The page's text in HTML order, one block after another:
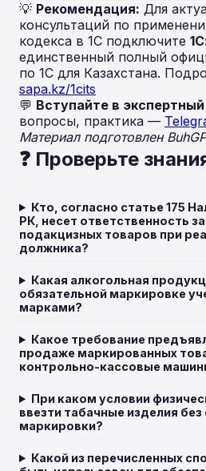
💡 Рекомендация: Для
консультаций по
кодекса в 1С подключите
единственный полный
по 1С для Казахстана.
sapa.kz/1cits
💬 Вступайте в
вопросы, практика —
Материал подготовлен
❓ Проверьте
Кто, согласно статье 175
РК, несет ответственность
подакцизных товаров при
должника?
Какая алкогольная
обязательной маркировке
марками?
Какое требование
продаже маркированных
контрольно-кассовые
При каком условии
ввезти табачные изделия
маркировки?
Какой из перечисленных